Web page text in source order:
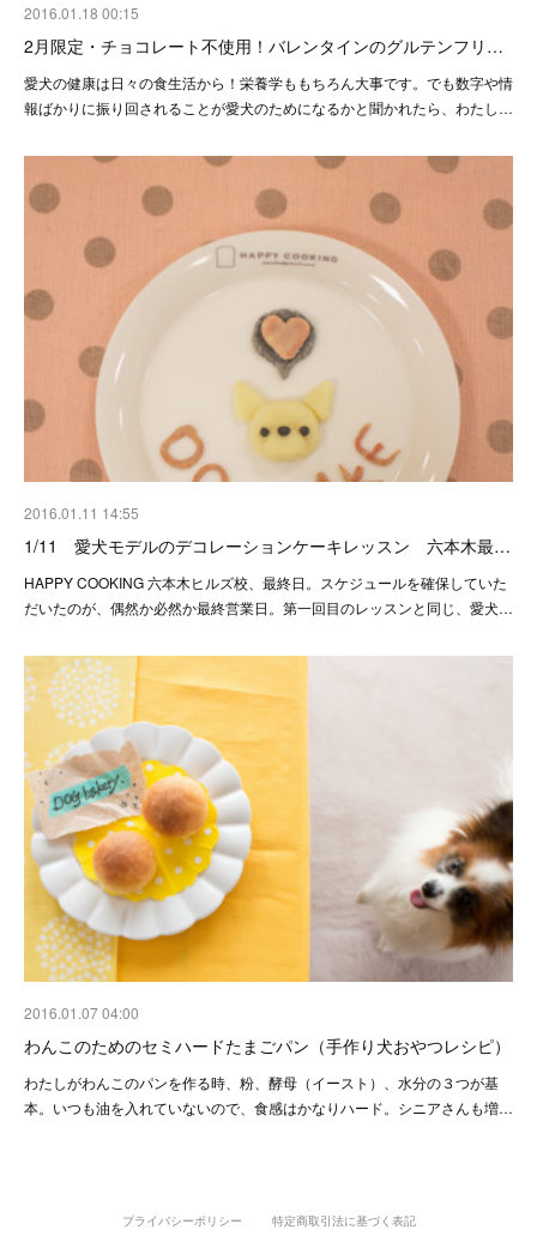
2016.01.18 00:15
2月限定・チョコレート不使用！バレンタインのグルテンフリ…
愛犬の健康は日々の食生活から！栄養学ももちろん大事です。でも数字や情
報ばかりに振り回されることが愛犬のためになるかと聞かれたら、わたし…
2016.01.11 14:55
1/11 愛犬モデルのデコレーションケーキレッスン 六本木最…
HAPPY COOKING 六本木ヒルズ校、最終日。スケジュールを確保していた
だいたのが、偶然か必然か最終営業日。第一回目のレッスンと同じ、愛犬…
2016.01.07 04:00
わんこのためのセミハードたまごパン（手作り犬おやつレシピ）
わたしがわんこのパンを作る時、粉、酵母（イースト）、水分の３つが基
本。いつも油を入れていないので、食感はかなりハード。シニアさんも増…
プライバシーポリシー 特定商取引法に基づく表記